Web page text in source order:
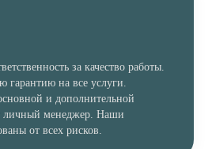
за качество работы.
на все услуги.
и дополнительной
личный менеджер. Наши
от всех рисков.